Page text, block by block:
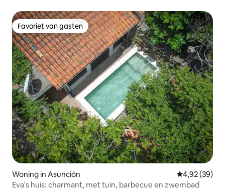
Favoriet van gasten
Favoriet van gasten
Woning in Asunción Gemiddelde
4,92 (39)
Eva's huis: charmant, met tuin, barbecue en zwembad